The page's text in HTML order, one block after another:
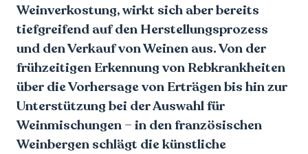
Weinverkostung, wirkt sich aber bereits
tiefgreifend auf den Herstellungsprozess
und den Verkauf von Weinen aus. Von der
frühzeitigen Erkennung von Rebkrankheiten
über die Vorhersage von Erträgen bis hin zur
Unterstützung bei der Auswahl für
Weinmischungen – in den französischen
Weinbergen schlägt die künstliche